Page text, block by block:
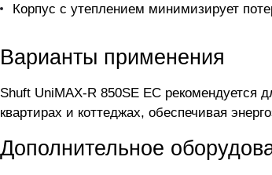
Корпус с утеплением минимизирует
Варианты применения
Shuft UniMAX-R 850SE EC рекомендуется
квартирах и коттеджах, обеспечивая
Дополнительное